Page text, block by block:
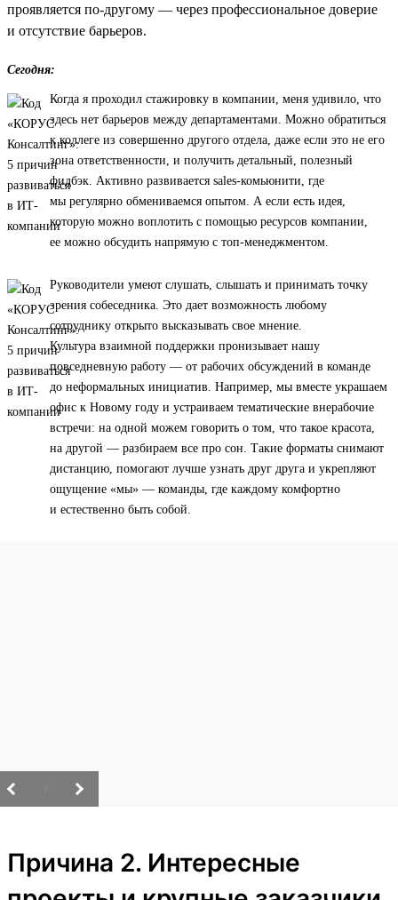
проявляется по-другому — через профессиональное доверие
и отсутствие барьеров.
Сегодня:
Когда я проходил стажировку в компании, меня удивило, что
здесь нет барьеров между департаментами. Можно обратиться
к коллеге из совершенно другого отдела, даже если это не его
зона ответственности, и получить детальный, полезный
фидбэк. Активно развивается sales-комьюнити, где
мы регулярно обмениваемся опытом. А если есть идея,
которую можно воплотить с помощью ресурсов компании,
ее можно обсудить напрямую с топ-менеджментом.
Руководители умеют слушать, слышать и принимать точку
зрения собеседника. Это дает возможность любому
сотруднику открыто высказывать свое мнение.
Культура взаимной поддержки пронизывает нашу
повседневную работу — от рабочих обсуждений в команде
до неформальных инициатив. Например, мы вместе украшаем
офис к Новому году и устраиваем тематические внерабочие
встречи: на одной можем говорить о том, что такое красота,
на другой — разбираем все про сон. Такие форматы снимают
дистанцию, помогают лучше узнать друг друга и укрепляют
ощущение «мы» — команды, где каждому комфортно
и естественно быть собой.
Причина 2. Интересные